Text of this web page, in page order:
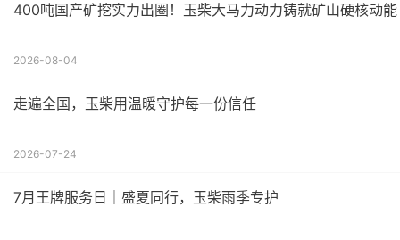
400吨国产矿挖实力出圈！玉柴大马力动力铸就矿山硬核动能
2026-08-04
走遍全国，玉柴用温暖守护每一份信任
2026-07-24
7月王牌服务日｜盛夏同行，玉柴雨季专护